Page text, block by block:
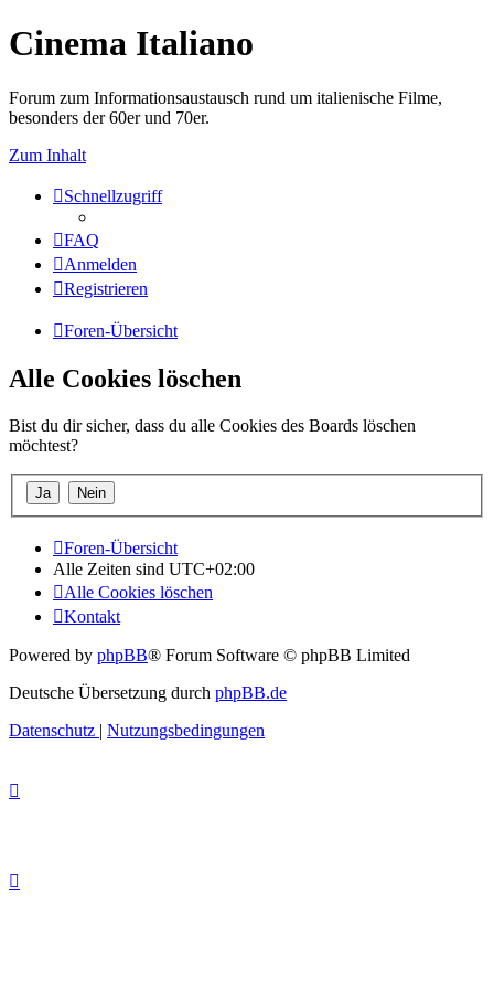
Cinema Italiano
Forum zum Informationsaustausch rund um italienische Filme,
besonders der 60er und 70er.
Zum Inhalt
Schnellzugriff
FAQ
Anmelden
Registrieren
Foren-Übersicht
Alle Cookies löschen
Bist du dir sicher, dass du alle Cookies des Boards löschen
möchtest?
Foren-Übersicht
Alle Zeiten sind UTC+02:00
Alle Cookies löschen
Kontakt
Powered by phpBB® Forum Software © phpBB Limited
Deutsche Übersetzung durch phpBB.de
Datenschutz | Nutzungsbedingungen